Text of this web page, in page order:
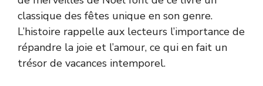
classique des fêtes unique en son genre.
L’histoire rappelle aux lecteurs l’importance de
répandre la joie et l’amour, ce qui en fait un
trésor de vacances intemporel.